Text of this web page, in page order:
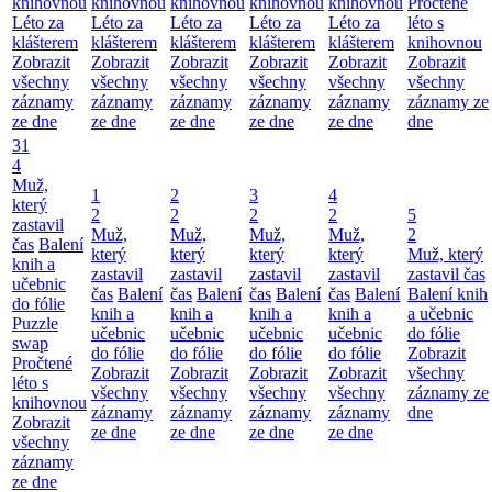
Léto za
klášterem
Zobrazit
všechny
záznamy
ze dne
Léto za
klášterem
Zobrazit
všechny
záznamy
ze dne
Léto za
klášterem
Zobrazit
všechny
záznamy
ze dne
Léto za
klášterem
Zobrazit
všechny
záznamy
ze dne
Léto za
klášterem
Zobrazit
všechny
záznamy
ze dne
léto s
knihovnou
Zobrazit
všechny
záznamy ze
dne
31
4
Muž,
který
zastavil
čas Balení
knih a
učebnic
do fólie
Puzzle
swap
Pročtené
léto s
knihovnou
Zobrazit
všechny
záznamy
ze dne
1
2
Muž,
který
zastavil
čas Balení
knih a
učebnic
do fólie
Zobrazit
všechny
záznamy
ze dne
2
2
Muž,
který
zastavil
čas Balení
knih a
učebnic
do fólie
Zobrazit
všechny
záznamy
ze dne
3
2
Muž,
který
zastavil
čas Balení
knih a
učebnic
do fólie
Zobrazit
všechny
záznamy
ze dne
4
2
Muž,
který
zastavil
čas Balení
knih a
učebnic
do fólie
Zobrazit
všechny
záznamy
ze dne
5
2
Muž, který
zastavil čas
Balení knih
a učebnic
do fólie
Zobrazit
všechny
záznamy ze
dne